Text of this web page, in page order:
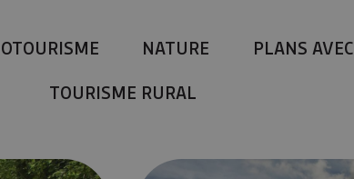
NATURE PLANS
TOURISME RURAL
Navarra, experiencias para un